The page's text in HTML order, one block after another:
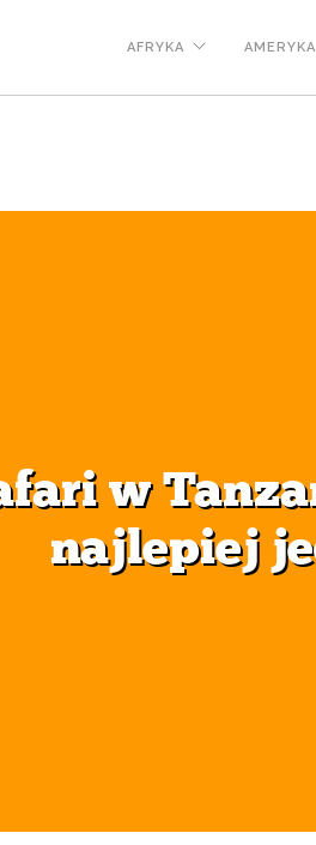
AFRYKA AMERYKA